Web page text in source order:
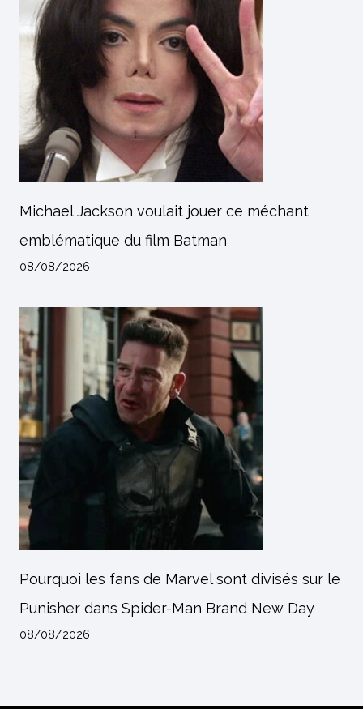
Michael Jackson voulait jouer ce méchant
emblématique du film Batman
08/08/2026
Pourquoi les fans de Marvel sont divisés sur le
Punisher dans Spider-Man Brand New Day
08/08/2026